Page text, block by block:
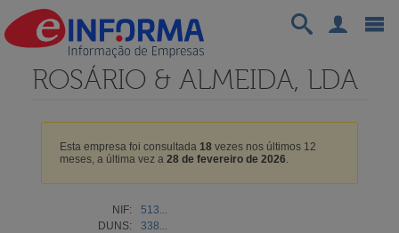
ROSÁRIO & ALMEIDA, LDA
Esta empresa foi consultada 18vezes nos últimos 12
meses, a última vez a 28 de fevereiro de 2026.
NIF:
513...
DUNS:
338...